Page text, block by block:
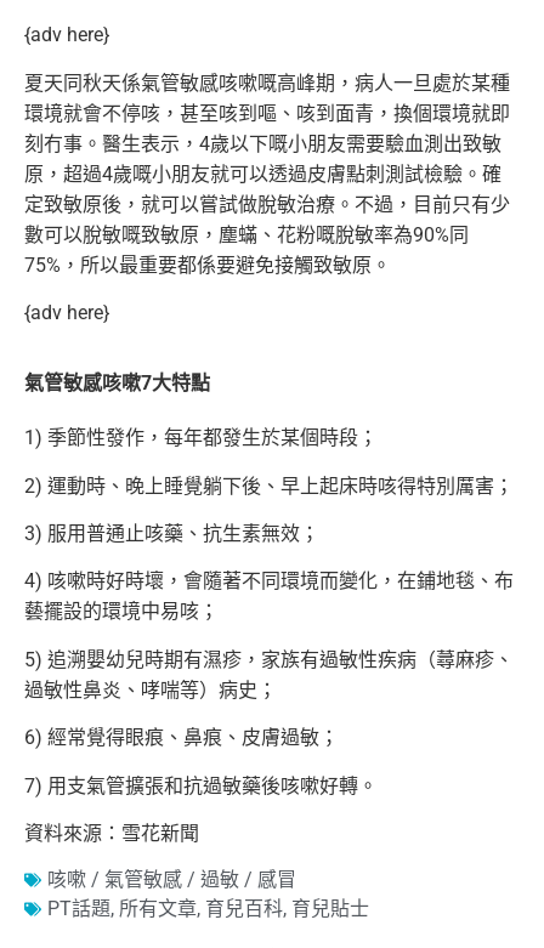
{adv here}
夏天同秋天係氣管敏感咳嗽嘅高峰期，病人一旦處於某種
環境就會不停咳，甚至咳到嘔、咳到面青，換個環境就即
刻冇事。醫生表示，4歲以下嘅小朋友需要驗血測出致敏
原，超過4歲嘅小朋友就可以透過皮膚點刺測試檢驗。確
定致敏原後，就可以嘗試做脫敏治療。不過，目前只有少
數可以脫敏嘅致敏原， 塵蟎、花粉嘅脫敏率為90%同
75%，所以最重要都係要避免接觸致敏原。
{adv here}
氣管敏感咳嗽7大特點
1) 季節性發作，每年都發生於某個時段；
2) 運動時、晚上睡覺躺下後、早上起床時咳得特別厲害；
3) 服用普通止咳藥、抗生素無效；
4) 咳嗽時好時壞，會隨著不同環境而變化，在鋪地毯、布
藝擺設的環境中易咳；
5) 追溯嬰幼兒時期有濕疹，家族有過敏性疾病（蕁麻疹、
過敏性鼻炎、哮喘等）病史；
6) 經常覺得眼痕、鼻痕、皮膚過敏；
7) 用支氣管擴張和抗過敏藥後咳嗽好轉。
資料來源：雪花新聞
咳嗽 / 氣管敏感 / 過敏 / 感冒
PT話題, 所有文章, 育兒百科, 育兒貼士